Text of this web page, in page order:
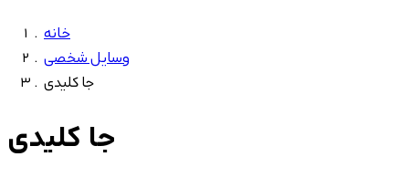
خانه
وسایل شخصی
جا کلیدی
جا کلیدی